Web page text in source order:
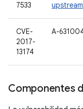
7533
upstream
CVE-
2017-
13174
A-
Componentes